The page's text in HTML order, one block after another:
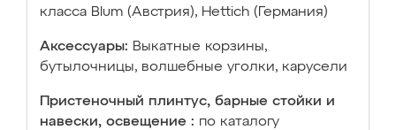
класса Blum (Австрия), Hettich (Германия)
Аксессуары: Выкатные корзины,
бутылочницы, волшебные уголки, карусели
Пристеночный плинтус, барные стойки и
навески, освещение : по каталогу